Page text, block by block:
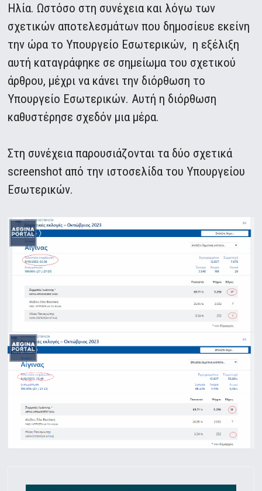
Ηλία. Ωστόσο στη συνέχεια και λόγω των
σχετικών αποτελεσμάτων που δημοσίευε εκείνη
την ώρα το Υπουργείο Εσωτερικών, η εξέλιξη
αυτή καταγράφηκε σε σημείωμα του σχετικού
άρθρου, μέχρι να κάνει την διόρθωση το
Υπουργείο Εσωτερικών. Αυτή η διόρθωση
καθυστέρησε σχεδόν μια μέρα.
Στη συνέχεια παρουσιάζονται τα δύο σχετικά
screenshot από την ιστοσελίδα του Υπουργείου
Εσωτερικών.